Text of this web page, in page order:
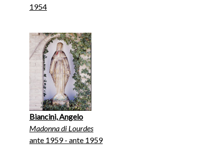
1954
Biancini, Angelo
Madonna di Lourdes
ante 1959 - ante 1959